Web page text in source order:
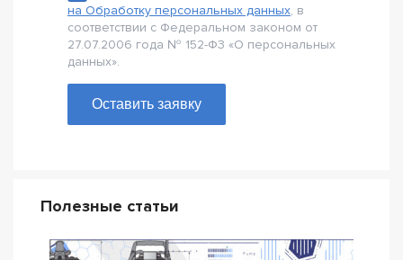
на Обработку персональных данных, в
соответствии с Федеральном законом от
27.07.2006 года № 152-Ф3 «О персональных
данных».
Оставить заявку
Полезные статьи